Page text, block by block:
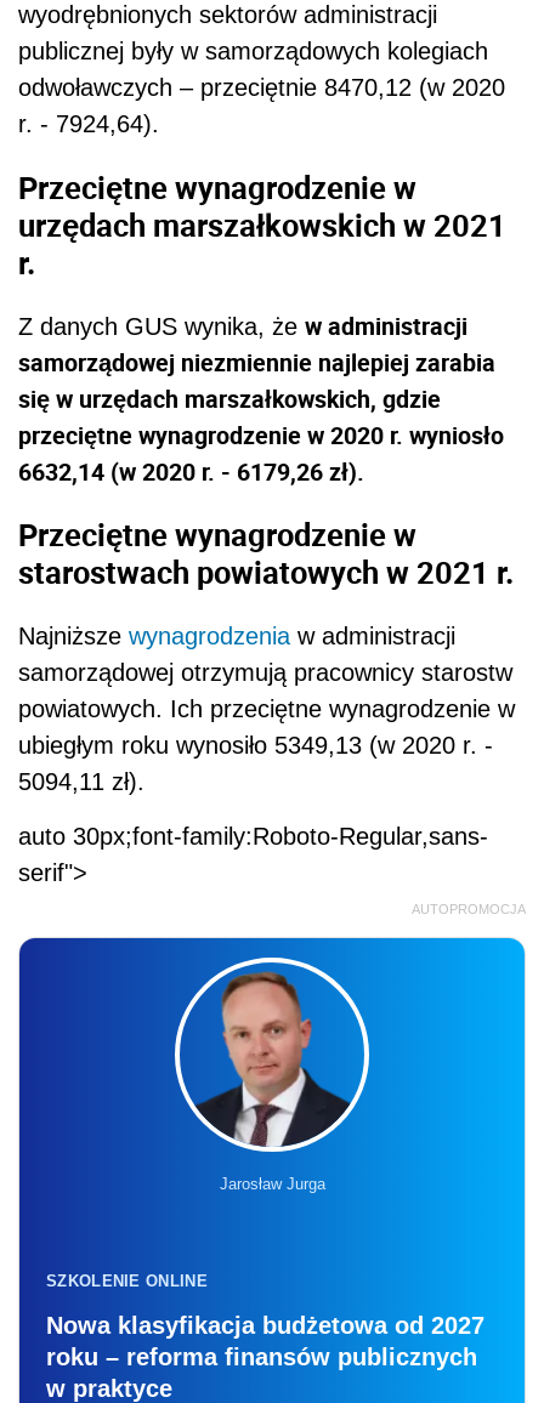
wyodrębnionych sektorów administracji
publicznej były w samorządowych kolegiach
odwoławczych – przeciętnie 8470,12 (w 2020
r. - 7924,64).
Przeciętne wynagrodzenie w
urzędach marszałkowskich w 2021
r.
Z danych GUS wynika, że w administracji
samorządowej niezmiennie najlepiej zarabia
się w urzędach marszałkowskich, gdzie
przeciętne wynagrodzenie w 2020 r. wyniosło
6632,14 (w 2020 r. - 6179,26 zł).
Przeciętne wynagrodzenie w
starostwach powiatowych w 2021 r.
Najniższe wynagrodzenia w administracji
samorządowej otrzymują pracownicy starostw
powiatowych. Ich przeciętne wynagrodzenie w
ubiegłym roku wynosiło 5349,13 (w 2020 r. -
5094,11 zł).
auto 30px;font-family:Roboto-Regular,sans-
serif">
AUTOPROMOCJA
Jarosław Jurga
SZKOLENIE ONLINE
Nowa klasyfikacja budżetowa od 2027
roku – reforma finansów publicznych
w praktyce